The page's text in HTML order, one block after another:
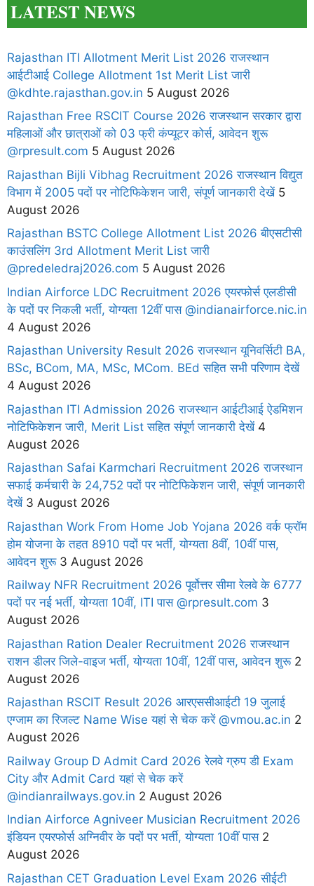
LATEST NEWS
Rajasthan ITI Allotment Merit List 2026 राजस्थान
आईटीआई College Allotment 1st Merit List जारी
@kdhte.rajasthan.gov.in 5 August 2026
Rajasthan Free RSCIT Course 2026 राजस्थान सरकार द्वारा
महिलाओं और छात्राओं को 03 फ्री कंप्यूटर कोर्स, आवेदन शुरू
@rpresult.com 5 August 2026
Rajasthan Bijli Vibhag Recruitment 2026 राजस्थान विद्युत
विभाग में 2005 पदों पर नोटिफिकेशन जारी, संपूर्ण जानकारी देखें5
August 2026
Rajasthan BSTC College Allotment List 2026 बीएसटीसी
काउंसलिंग 3rd Allotment Merit List जारी
@predeledraj2026.com 5 August 2026
Indian Airforce LDC Recruitment 2026 एयरफोर्स एलडीसी
के पदों पर निकली भर्ती, योग्यता 12वीं पास @indianairforce.nic.in
4 August 2026
Rajasthan University Result 2026 राजस्थान यूनिवर्सिटी BA,
BSc, BCom, MA, MSc, MCom. BEd सहित सभी परिणाम देखें
4 August 2026
Rajasthan ITI Admission 2026 राजस्थान आईटीआई ऐडमिशन
नोटिफिकेशन जारी, Merit List सहित संपूर्ण जानकारी देखें4
August 2026
Rajasthan Safai Karmchari Recruitment 2026 राजस्थान
सफाई कर्मचारी के 24,752 पदों पर नोटिफिकेशन जारी, संपूर्ण जानकारी
देखें3 August 2026
Rajasthan Work From Home Job Yojana 2026 वर्क फ्रॉम
होम योजना के तहत 8910 पदों पर भर्ती, योग्यता 8वीं, 10वीं पास,
आवेदन शुरू3 August 2026
Railway NFR Recruitment 2026 पूर्वोत्तर सीमा रेलवे के 6777
पदों पर नई भर्ती, योग्यता 10वीं, ITI पास @rpresult.com 3
August 2026
Rajasthan Ration Dealer Recruitment 2026 राजस्थान
राशन डीलर जिले-वाइज भर्ती, योग्यता 10वीं, 12वीं पास, आवेदन शुरू2
August 2026
Rajasthan RSCIT Result 2026 आरएससीआईटी 19 जुलाई
एग्जाम का रिजल्ट Name Wise यहां से चेक करें @vmou.ac.in 2
August 2026
Railway Group D Admit Card 2026 रेलवे ग्रुप डी Exam
City और Admit Card यहां से चेक करें
@indianrailways.gov.in 2 August 2026
Indian Airforce Agniveer Musician Recruitment 2026
इंडियन एयरफोर्स अग्निवीर के पदों पर भर्ती, योग्यता 10वीं पास2
August 2026
Rajasthan CET Graduation Level Exam 2026 सीईटी